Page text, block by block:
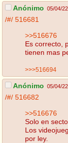
Anónimo 05/04/
/#/ 516681
>>516676
Es correcto,
tienen mas
>>>516694
Anónimo 05/04/
/#/ 516682
>>516676
Solo en
Los
por ley.